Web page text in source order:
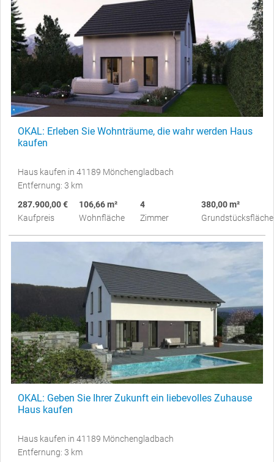
OKAL: Erleben Sie Wohnträume, die wahr werden Haus
kaufen
Haus kaufen in 41189 Mönchengladbach
Entfernung: 3 km
287.900,00 €
Kaufpreis
106,66 m²
Wohnfläche
4
Zimmer
380,00 m²
Grundstücksfläche
OKAL: Geben Sie Ihrer Zukunft ein liebevolles Zuhause
Haus kaufen
Haus kaufen in 41189 Mönchengladbach
Entfernung: 3 km